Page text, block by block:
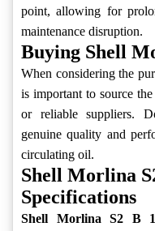
point, allowing for
maintenance disruption.
Buying Shell
When considering the
is important to source
or reliable suppliers.
genuine quality and
circulating oil.
Shell Morlina
Specifications
Shell Morlina S2 B